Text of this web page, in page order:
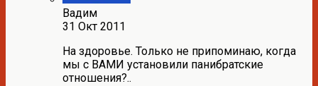
Вадим
31 Окт 2011
На здоровье. Только не припоминаю, когда
мы с ВАМИ установили панибратские
отношения?..